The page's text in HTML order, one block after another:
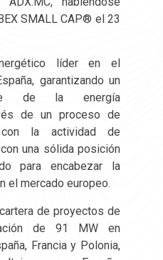
SMALL CAP® el 23
líder en el
garantizando un
de la energía
de un proceso de
con la actividad de
una sólida posición
para encabezar la
el mercado europeo.
de proyectos de
de 91 MW en
Francia y Polonia,